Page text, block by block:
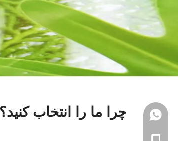
چرا ما را انتخاب کنید؟86-